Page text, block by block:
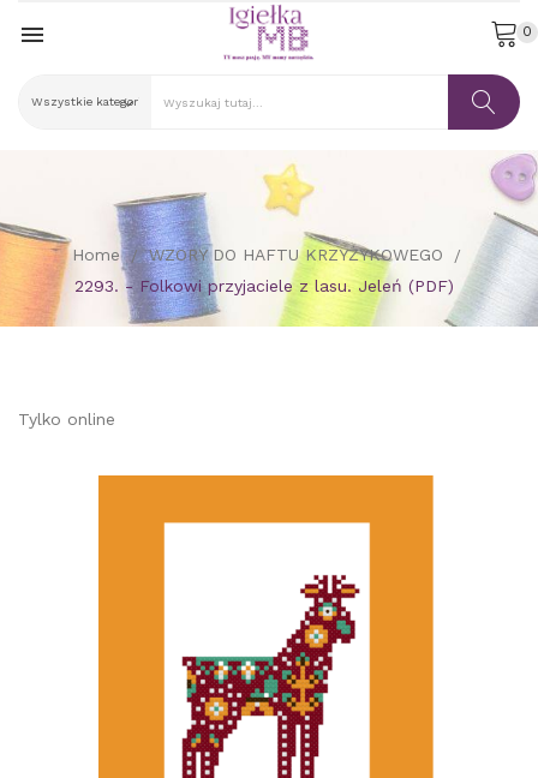
 0
Home
WZORY DO HAFTU KRZYŻYKOWEGO
2293. - Folkowi przyjaciele z lasu. Jeleń (PDF)
Tylko online